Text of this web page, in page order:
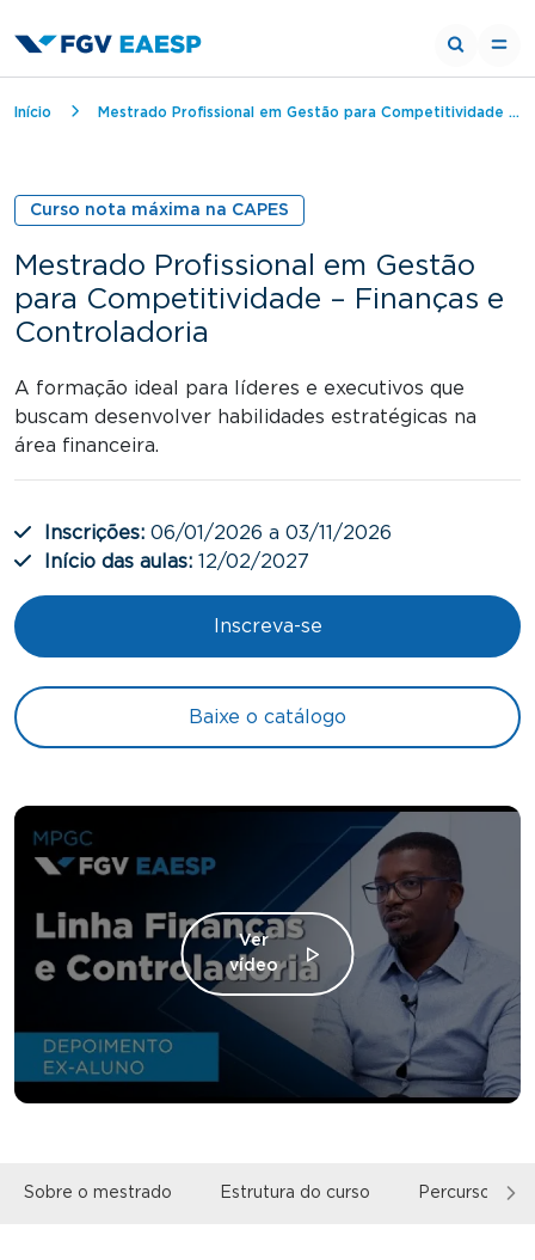
Trilha de navegação
Início Mestrado Profissional em Gestão para Competitividade – Finanças e Controladoria
Curso nota máxima na CAPES
Mestrado Profissional em Gestão
para Competitividade – Finanças e
Controladoria
A formação ideal para líderes e executivos que
buscam desenvolver habilidades estratégicas na
área financeira.
Inscrições: 06/01/2026 a 03/11/2026
Início das aulas: 12/02/2027
Inscreva-se
Baixe o catálogo
Ver
vídeo
Sobre o mestrado Estrutura do curso Percurso